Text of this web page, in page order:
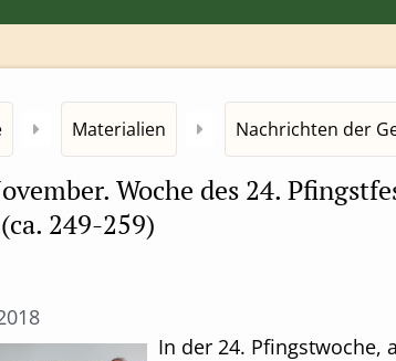
Materialien Nachrichten der
Woche des 24.
249-259)
In der 24. Pfingstwoche,